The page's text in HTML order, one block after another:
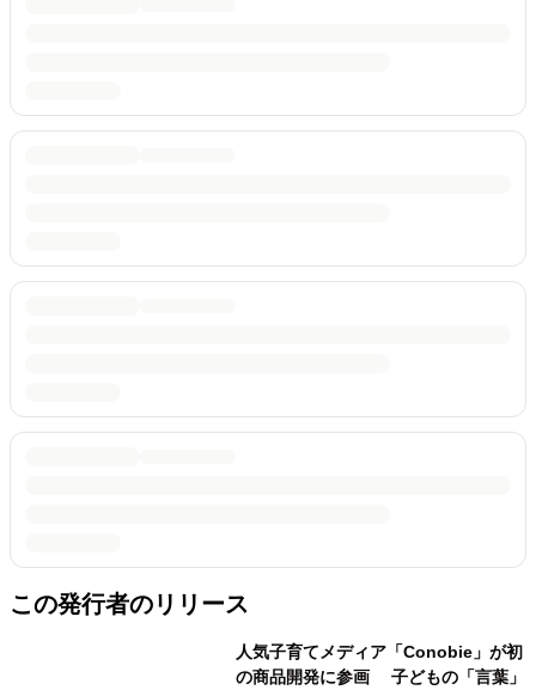
この発行者のリリース
人気子育てメディア「Conobie」が初
の商品開発に参画 子どもの「言葉」